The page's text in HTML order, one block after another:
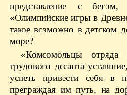
представление с
«Олимпийские игры в
такое возможно в детском
море?
«Комсомольцы
трудового десанта
успеть привести себя в
преграждая им путь, на